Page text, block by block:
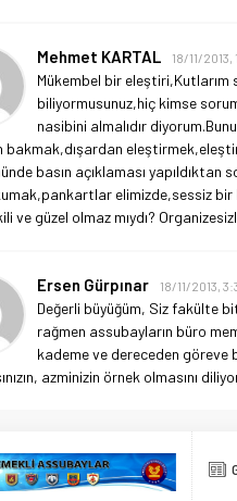
Mehmet KARTAL 18/11/2013,
Mükembel bir eleştiri,Kutlarım
biliyormusunuz,hiç kimse
nasibini almalıdır
bakmak,dışardan
basın açıklaması
elimizde,sessiz
ve güzel olmaz mıydı?
Ersen Gürpınar 18/11/2013,
Değerli büyüğüm, Siz fakülte
rağmen assubayların büro
kademe ve dereceden göreve
azminizin örnek olmasını